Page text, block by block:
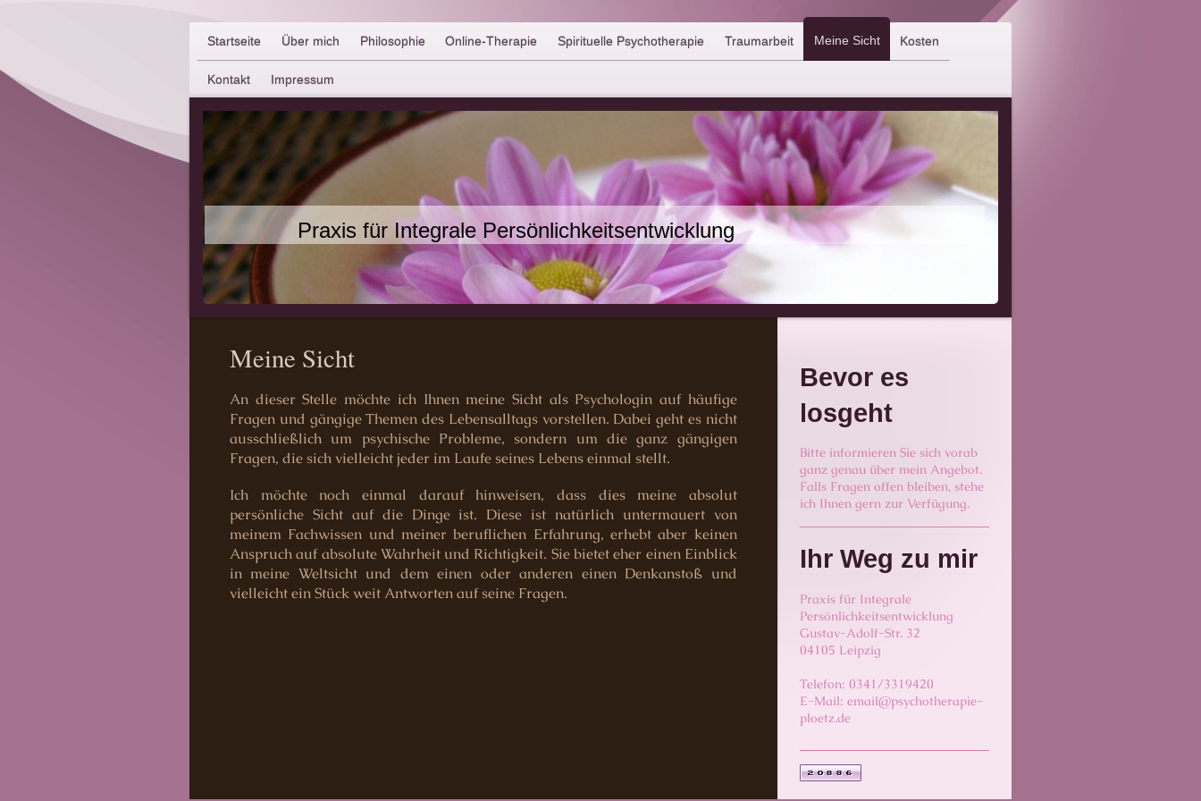
Startseite Über mich Philosophie Online-Therapie Spirituelle Psychotherapie Traumarbeit Meine Sicht Kosten
Kontakt Impressum
Praxis für Integrale Persönlichkeitsentwicklung
Meine Sicht
An dieser Stelle möchte ich Ihnen meine Sicht als Psychologin auf häufige
Fragen und gängige Themen des Lebensalltags vorstellen. Dabei geht es nicht
ausschließlich um psychische Probleme, sondern um die ganz gängigen
Fragen, die sich vielleicht jeder im Laufe seines Lebens einmal stellt.
Ich möchte noch einmal darauf hinweisen, dass dies meine absolut
persönliche Sicht auf die Dinge ist. Diese ist natürlich untermauert von
meinem Fachwissen und meiner beruflichen Erfahrung, erhebt aber keinen
Anspruch auf absolute Wahrheit und Richtigkeit. Sie bietet eher einen Einblick
in meine Weltsicht und dem einen oder anderen einen Denkanstoß und
vielleicht ein Stück weit Antworten auf seine Fragen.
Bevor es
losgeht
Bitte informieren Sie sich vorab
ganz genau über mein Angebot.
Falls Fragen offen bleiben, stehe
ich Ihnen gern zur Verfügung.
Ihr Weg zu mir
Praxis für Integrale
Persönlichkeitsentwicklung
Gustav-Adolf-Str. 32
04105 Leipzig
Telefon: 0341/3319420
E-Mail: email@psychotherapie-
ploetz.de